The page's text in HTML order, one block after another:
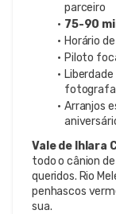
parceiro
75-90
Horário
Piloto
Arranjos
Vale de Ihlara
todo o cânion
queridos. Rio
penhascos
sua.